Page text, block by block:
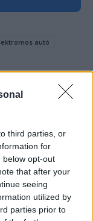
third parties, or
for
below opt-out
that after your
seeing
utilized by
parties prior to
autó